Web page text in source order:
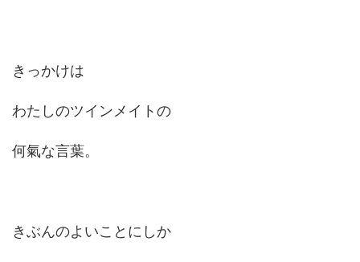
きっかけは
わたしのツインメイトの
何氣な言葉。
きぶんのよいことにしか